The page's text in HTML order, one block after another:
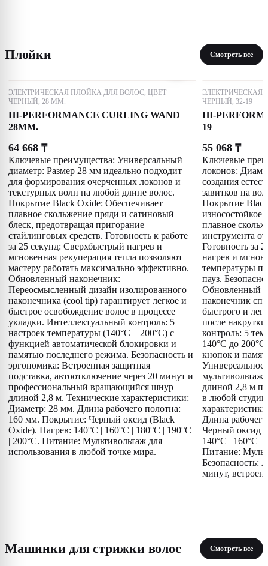
Плойки Смотреть все
ЭЛЕКТРИЧЕСКАЯ ПЛОЙКА ДЛЯ ВОЛОС, ЦВЕТ
ЧЕРНЫЙ, 28 ММ.
HI-PERFORMANCE CURLING WAND
28MM.
64 668 ₸
Ключевые преимущества: Универсальный
диаметр: Размер 28 мм идеально подходит
для формирования очерченных локонов и
текстурных волн на любой длине волос.
Покрытие Black Oxide: Обеспечивает
плавное скольжение пряди и сатиновый
блеск, предотвращая пригорание
стайлинговых средств. Готовность к работе
за 25 секунд: Сверхбыстрый нагрев и
мгновенная рекуперация тепла позволяют
мастеру работать максимально эффективно.
Обновленный наконечник:
Переосмысленный дизайн изолированного
наконечника (cool tip) гарантирует легкое и
быстрое освобождение волос в процессе
укладки. Интеллектуальный контроль: 5
настроек температуры (140°C – 200°C) с
функцией автоматической блокировки и
памятью последнего режима. Безопасность и
эргономика: Встроенная защитная
подставка, автоотключение через 20 минут и
профессиональный вращающийся шнур
длиной 2,8 м. Технические характеристики:
Диаметр: 28 мм. Длина рабочего полотна:
160 мм. Покрытие: Черный оксид (Black
Oxide). Нагрев: 140°C | 160°C | 180°C | 190°C
| 200°C. Питание: Мультивольтаж для
использования в любой точке мира.
ЭЛЕКТРИЧЕСКАЯ
ЧЕРНЫЙ, 32-19
HI-
19
55 068 ₸
Ключевые
локонов:
создания
завитков на
Покрытие
износостойкое
плавное
инструмента от
Готовность за
нагрев и
температуры
пауз.
Обновленный
наконечник
быстрого и
после
контроль: 5
140°C до
кнопок и
длиной 2,8 м
в любой
Длина
Черный оксид
140°C | 160°C |
Питание:
Безопасность:
минут,
Машинки для стрижки волос Смотреть все